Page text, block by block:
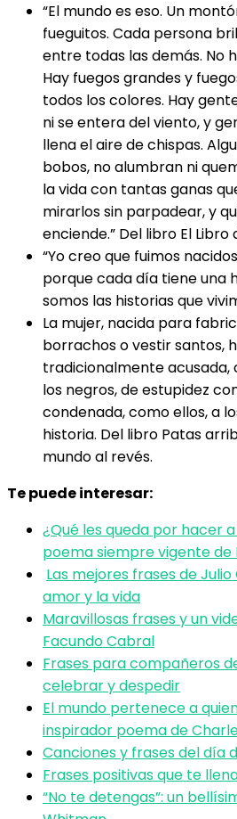
“El mundo es eso. Un
fueguitos. Cada persona
entre todas las demás. No
Hay fuegos grandes y
todos los colores. Hay
ni se entera del viento, y
llena el aire de chispas.
bobos, no alumbran ni
la vida con tantas ganas
mirarlos sin parpadear, y
enciende.” Del libro El Libro
“Yo creo que fuimos
porque cada día tiene una
somos las historias que
La mujer, nacida para
borrachos o vestir santos,
tradicionalmente acusada,
los negros, de estupidez
condenada, como ellos, a
historia. Del libro Patas
mundo al revés.
Te puede interesar:
¿Qué les queda por hacer
poema siempre vigente de
Las mejores frases de
amor y la vida
Maravillosas frases y un
Facundo Cabral
Frases para compañeros
celebrar y despedir
El mundo pertenece a
inspirador poema de
Canciones y frases del día
Frases positivas que te
“No te detengas”: un